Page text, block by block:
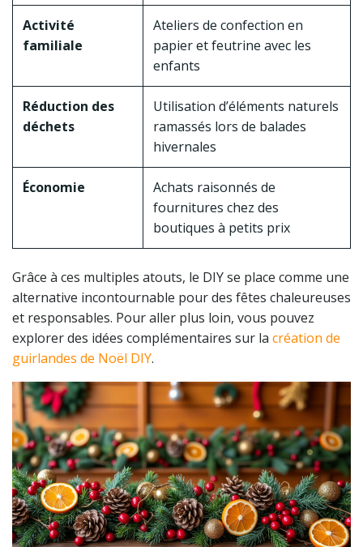
Activité
familiale
Ateliers de confection en
papier et feutrine avec les
enfants
Réduction des
déchets
Utilisation d’éléments naturels
ramassés lors de balades
hivernales
Économie
Achats raisonnés de
fournitures chez des
boutiques à petits prix
Grâce à ces multiples atouts, le DIY se place comme une
alternative incontournable pour des fêtes chaleureuses
et responsables. Pour aller plus loin, vous pouvez
explorer des idées complémentaires sur la création de
guirlandes de Noël DIY.